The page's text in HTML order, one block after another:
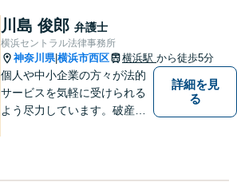
だかないよう努力します。皆
様の問題の背景まで汲み取
り、適切に対処します。【初
回無料相談】
川島 俊郎 弁護士
横浜セントラル法律事務所
神奈川県|横浜市西区 横浜駅 から徒歩5分
個人や中小企業の方々が法的
サービスを気軽に受けられる
よう尽力しています。破産・
倒産法に関する分野での豊富
詳細を見
る